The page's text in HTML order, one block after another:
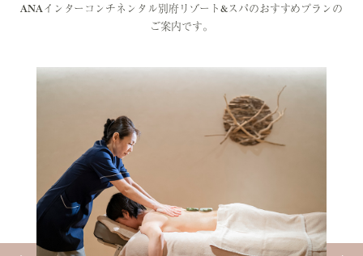
ANAインターコンチネンタル別府リゾート&スパのおすすめプランの
ご案内です。